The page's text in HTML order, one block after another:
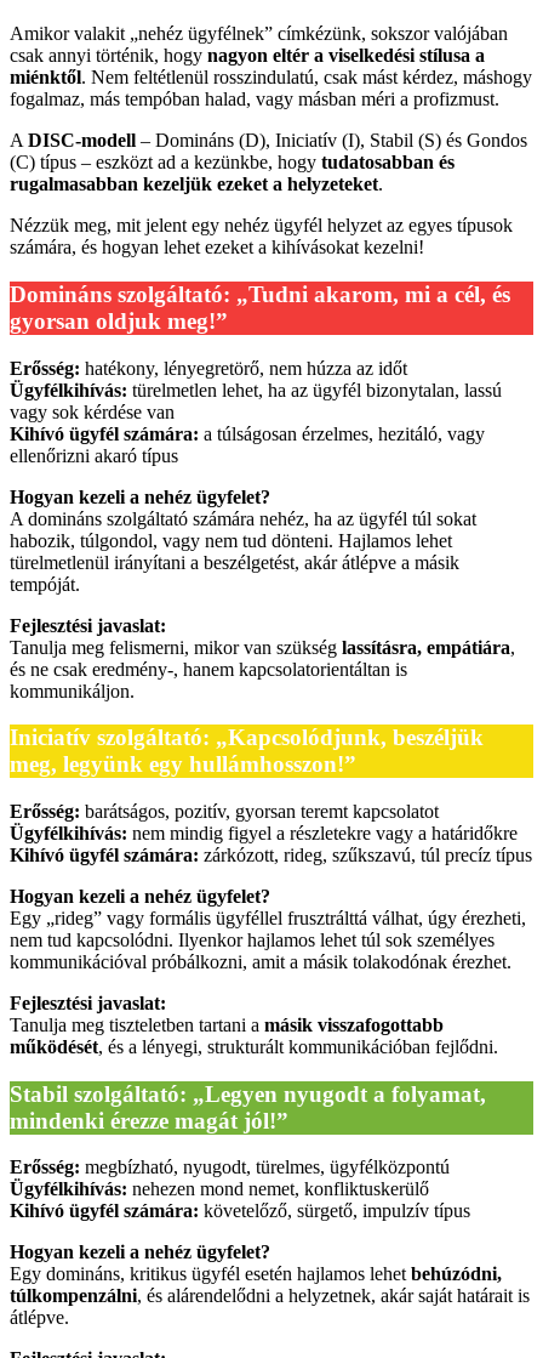
Amikor valakit „nehéz ügyfélnek” címkézünk, sokszor valójában
csak annyi történik, hogy nagyon eltér a viselkedési stílusa a
miénktől. Nem feltétlenül rosszindulatú, csak mást kérdez, máshogy
fogalmaz, más tempóban halad, vagy másban méri a profizmust.
A DISC-modell – Domináns (D), Iniciatív (I), Stabil (S) és Gondos
(C) típus – eszközt ad a kezünkbe, hogy tudatosabban és
rugalmasabban kezeljük ezeket a helyzeteket.
Nézzük meg, mit jelent egy nehéz ügyfél helyzet az egyes típusok
számára, és hogyan lehet ezeket a kihívásokat kezelni!
Domináns szolgáltató: „Tudni akarom, mi a cél, és
gyorsan oldjuk meg!”
Erősség: hatékony, lényegretörő, nem húzza az időt
Ügyfélkihívás: türelmetlen lehet, ha az ügyfél bizonytalan, lassú
vagy sok kérdése van
Kihívó ügyfél számára: a túlságosan érzelmes, hezitáló, vagy
ellenőrizni akaró típus
Hogyan kezeli a nehéz ügyfelet?
A domináns szolgáltató számára nehéz, ha az ügyfél túl sokat
habozik, túlgondol, vagy nem tud dönteni. Hajlamos lehet
türelmetlenül irányítani a beszélgetést, akár átlépve a másik
tempóját.
Fejlesztési javaslat:
Tanulja meg felismerni, mikor van szükség lassításra, empátiára,
és ne csak eredmény-, hanem kapcsolatorientáltan is
kommunikáljon.
Iniciatív szolgáltató: „Kapcsolódjunk, beszéljük
meg, legyünk egy hullámhosszon!”
Erősség: barátságos, pozitív, gyorsan teremt kapcsolatot
Ügyfélkihívás: nem mindig figyel a részletekre vagy a határidőkre
Kihívó ügyfél számára: zárkózott, rideg, szűkszavú, túl precíz típus
Hogyan kezeli a nehéz ügyfelet?
Egy „rideg” vagy formális ügyféllel frusztrálttá válhat, úgy érezheti,
nem tud kapcsolódni. Ilyenkor hajlamos lehet túl sok személyes
kommunikációval próbálkozni, amit a másik tolakodónak érezhet.
Fejlesztési javaslat:
Tanulja meg tiszteletben tartani a másik visszafogottabb
működését, és a lényegi, strukturált kommunikációban fejlődni.
Stabil szolgáltató: „Legyen nyugodt a folyamat,
mindenki érezze magát jól!”
Erősség: megbízható, nyugodt, türelmes, ügyfélközpontú
Ügyfélkihívás: nehezen mond nemet, konfliktuskerülő
Kihívó ügyfél számára: követelőző, sürgető, impulzív típus
Hogyan kezeli a nehéz ügyfelet?
Egy domináns, kritikus ügyfél esetén hajlamos lehetbehúzódni,
túlkompenzálni, és alárendelődni a helyzetnek, akár saját határait is
átlépve.